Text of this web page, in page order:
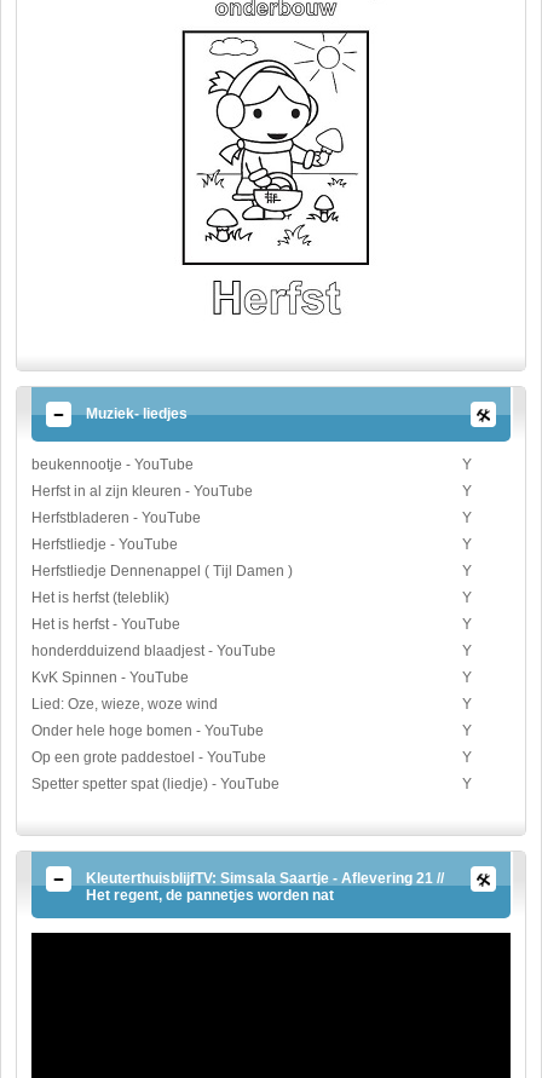
Muziek- liedjes
beukennootje - YouTube
Y
Herfst in al zijn kleuren - YouTube
Y
Herfstbladeren - YouTube
Y
Herfstliedje - YouTube
Y
Herfstliedje Dennenappel ( Tijl Damen )
Y
Het is herfst (teleblik)
Y
Het is herfst - YouTube
Y
honderdduizend blaadjest - YouTube
Y
KvK Spinnen - YouTube
Y
Lied: Oze, wieze, woze wind
Y
Onder hele hoge bomen - YouTube
Y
Op een grote paddestoel - YouTube
Y
Spetter spetter spat (liedje) - YouTube
Y
KleuterthuisblijfTV: Simsala Saartje - Aflevering 21 //
Het regent, de pannetjes worden nat